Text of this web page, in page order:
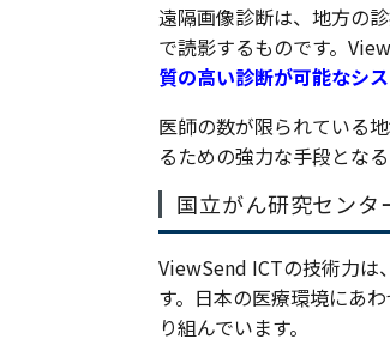
遠隔画像診断は、地方の
で読影するものです。
質の高い診断が可能なシ
医師の数が限られている
るための強力な手段となる
国立がん研究センタ
ViewSend ICTの技術力は
す。日本の医療環境にあ
り組んでいます。